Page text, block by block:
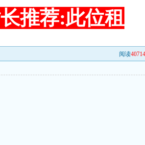
推荐:此位租
阅读